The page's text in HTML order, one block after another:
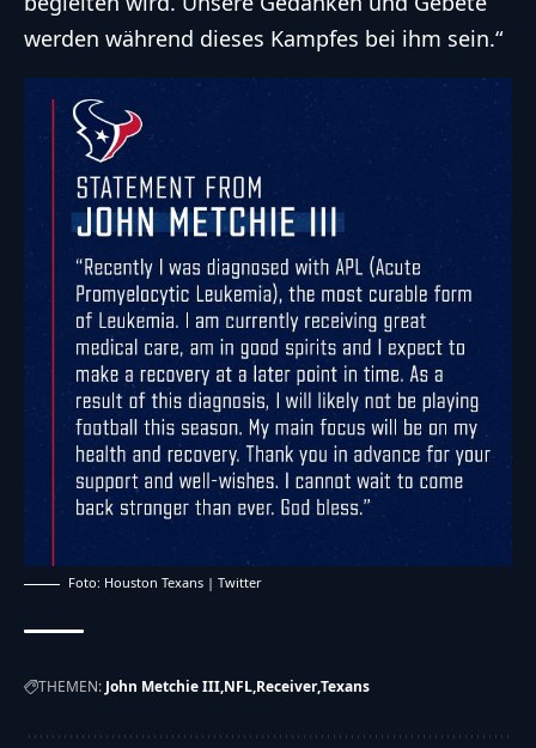
werden während dieses Kampfes bei ihm sein.“
Foto: Houston Texans | Twitter
THEMEN: John Metchie III NFL ReceiverTexans